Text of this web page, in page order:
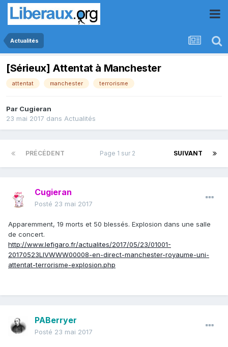
Actualités
[Sérieux] Attentat à Manchester
attentat manchester terrorisme
Par Cugieran
23 mai 2017 dans Actualités
PRÉCÉDENT SUIVANT
Page 1 sur 2
Cugieran
Posté 23 mai 2017
Apparemment, 19 morts et 50 blessés. Explosion dans une salle
de concert.
http://www.lefigaro.fr/actualites/2017/05/23/01001-
20170523LIVWWW00008-en-direct-manchester-royaume-uni-
attentat-terrorisme-explosion.php
PABerryer
Posté 23 mai 2017